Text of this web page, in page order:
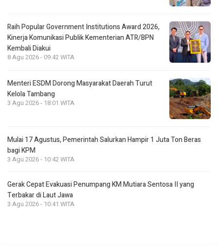
Raih Popular Government Institutions Award 2026,
Kinerja Komunikasi Publik Kementerian ATR/BPN
Kembali Diakui
8 Agu 2026 - 09:42 WITA
Menteri ESDM Dorong Masyarakat Daerah Turut
Kelola Tambang
3 Agu 2026 - 18:01 WITA
Mulai 17 Agustus, Pemerintah Salurkan Hampir 1 Juta Ton Beras
bagi KPM
3 Agu 2026 - 10:42 WITA
Gerak Cepat Evakuasi Penumpang KM Mutiara Sentosa II yang
Terbakar di Laut Jawa
3 Agu 2026 - 10:41 WITA